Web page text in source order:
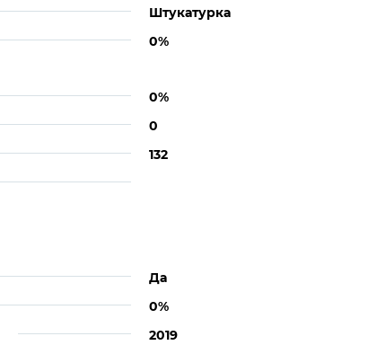
Штукатурка
0%
0%
0
132
Да
0%
2019